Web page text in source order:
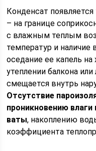
Конденсат
– на границе
с влажным теплым
температур и наличие
оседание ее капель
утеплении балкона
смещается внутрь
Отсутствие
проникновению влаги
ваты, накоплению
коэффициента